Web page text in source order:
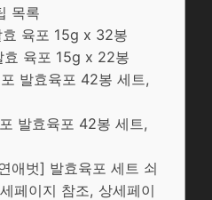
목록
효 육포 15g x 32봉
효 육포 15g x 22봉
발효육포 42봉 세트,
발효육포 42봉 세트,
애벗] 발효육포 세트 쇠
페이지 참조, 상세페이